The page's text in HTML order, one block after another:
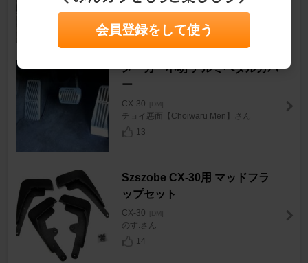
117
メーカー不明 アルミペダルカバ
ー
CX-30 [DM]
チョイ悪面【Choiwaru Men】さん
13
Szszobe CX-30用 マッドフラ
ップセット
CX-30 [DM]
のす.さん
14
会員登録をして使う